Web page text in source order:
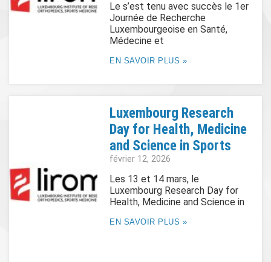
Le s’est tenu avec succès le 1er
Journée de Recherche
Luxembourgeoise en Santé,
Médecine et
EN SAVOIR PLUS »
Luxembourg Research
Day for Health, Medicine
and Science in Sports
février 12, 2026
Les 13 et 14 mars, le
Luxembourg Research Day for
Health, Medicine and Science in
EN SAVOIR PLUS »